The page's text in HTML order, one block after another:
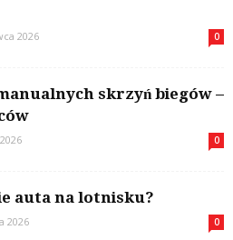
2026 0
skrzyń biegów –
0
auta na lotnisku?
2026 0